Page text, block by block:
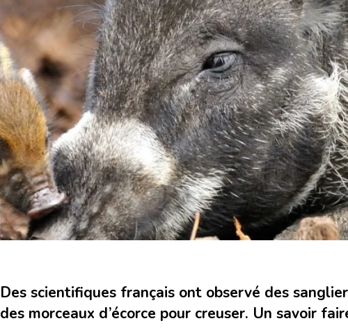
Des scientifiques français ont observé des
des morceaux d’écorce pour creuser. Un savoir